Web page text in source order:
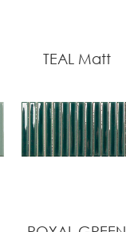
TEAL Matt